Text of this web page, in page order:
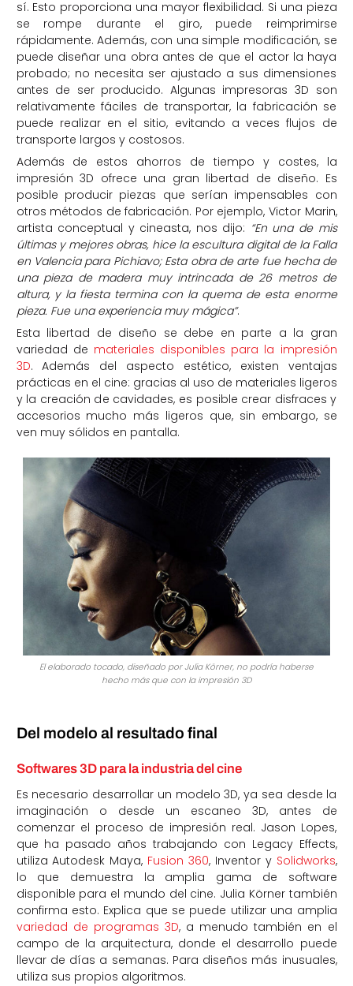
sí. Esto proporciona una mayor flexibilidad. Si una pieza
se rompe durante el giro, puede reimprimirse
rápidamente. Además, con una simple modificación, se
puede diseñar una obra antes de que el actor la haya
probado; no necesita ser ajustado a sus dimensiones
antes de ser producido. Algunas impresoras 3D son
relativamente fáciles de transportar, la fabricación se
puede realizar en el sitio, evitando a veces flujos de
transporte largos y costosos.
Además de estos ahorros de tiempo y costes, la
impresión 3D ofrece una gran libertad de diseño. Es
posible producir piezas que serían impensables con
otros métodos de fabricación. Por ejemplo, Victor Marin,
artista conceptual y cineasta, nos dijo: “En una de mis
últimas y mejores obras, hice la escultura digital de la Falla
en Valencia para Pichiavo; Esta obra de arte fue hecha de
una pieza de madera muy intrincada de 26 metros de
altura, y la fiesta termina con la quema de esta enorme
pieza. Fue una experiencia muy mágica”.
Esta libertad de diseño se debe en parte a la gran
variedad de materiales disponibles para la impresión
3D. Además del aspecto estético, existen ventajas
prácticas en el cine: gracias al uso de materiales ligeros
y la creación de cavidades, es posible crear disfraces y
accesorios mucho más ligeros que, sin embargo, se
ven muy sólidos en pantalla.
El elaborado tocado, diseñado por Julia Körner, no podría haberse
hecho más que con la impresión 3D
Del modelo al resultado final
Softwares 3D para la industria del cine
Es necesario desarrollar un modelo 3D, ya sea desde la
imaginación o desde un escaneo 3D, antes de
comenzar el proceso de impresión real. Jason Lopes,
que ha pasado años trabajando con Legacy Effects,
utiliza Autodesk Maya, Fusion 360, Inventor y Solidworks,
lo que demuestra la amplia gama de software
disponible para el mundo del cine. Julia Körner también
confirma esto. Explica que se puede utilizar una amplia
variedad de programas 3D, a menudo también en el
campo de la arquitectura, donde el desarrollo puede
llevar de días a semanas. Para diseños más inusuales,
utiliza sus propios algoritmos.